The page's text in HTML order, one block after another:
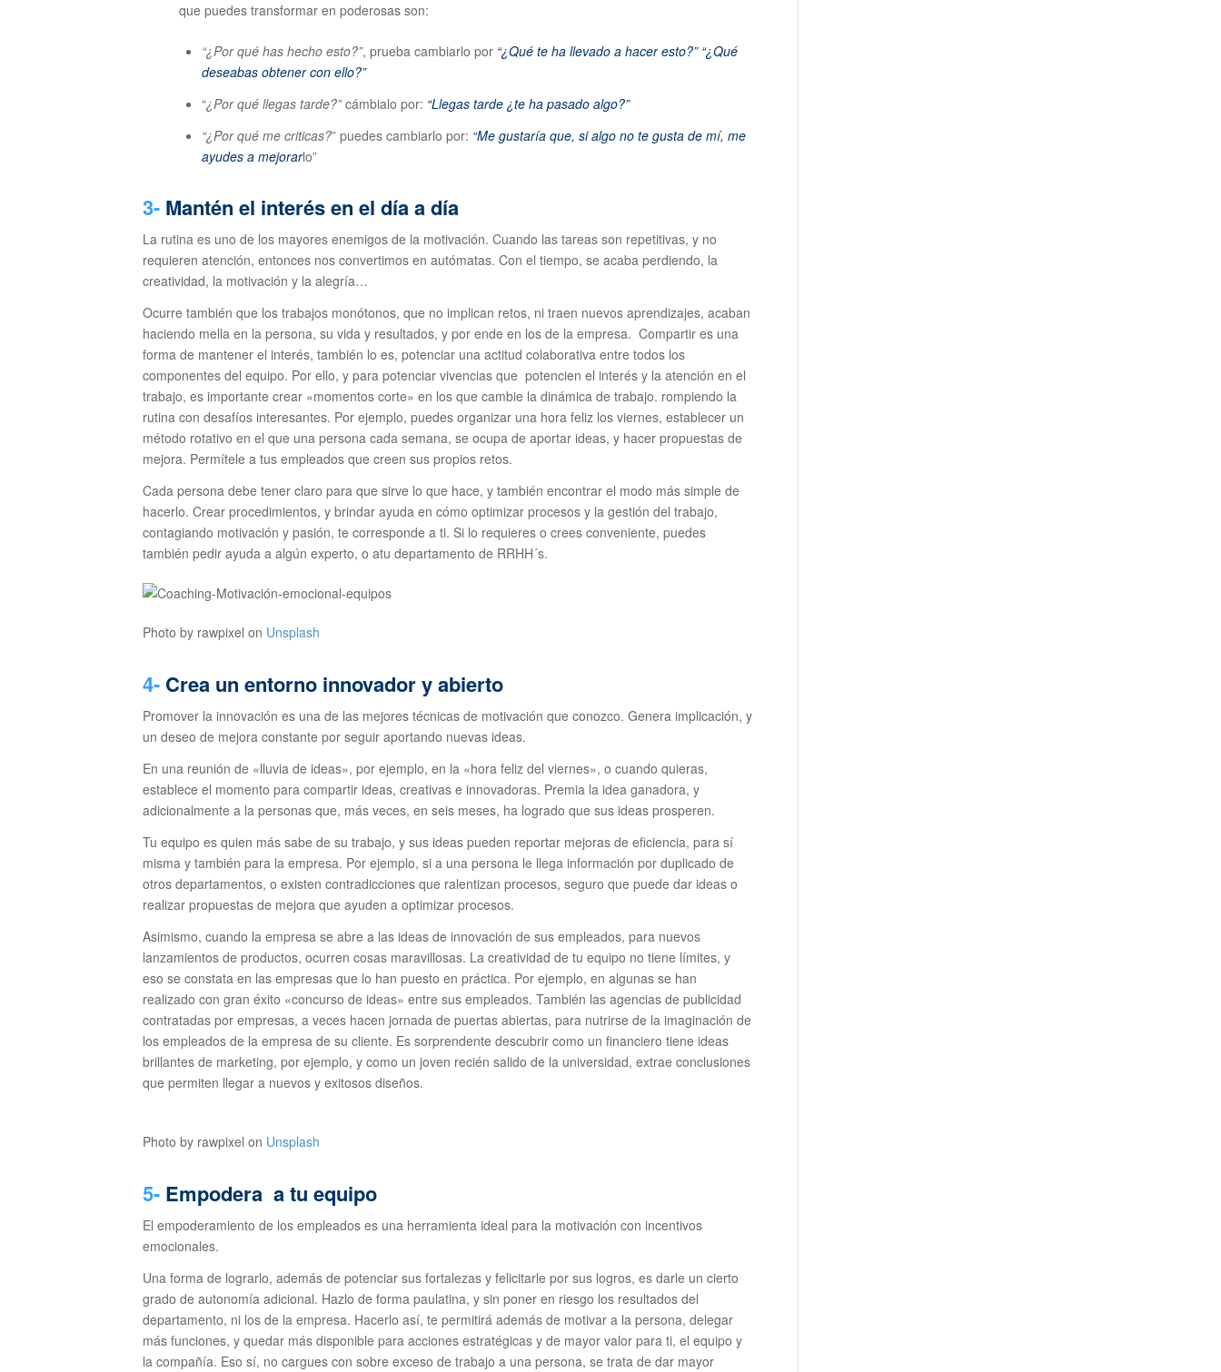
que puedes transformar en poderosas son:
“¿Por qué has hecho esto?”, prueba cambiarlo por “¿Qué te ha llevado a hacer esto?” “¿Qué
deseabas obtener con ello?”
“¿Por qué llegas tarde?”cámbialo por: “Llegas tarde ¿te ha pasado algo?”
“¿Por qué me criticas?” puedes cambiarlo por: “Me gustaría que, si algo no te gusta de mí, me
ayudes a mejorarlo”
3- Mantén el interés ​​en el día a día
La rutina es uno de los mayores enemigos de la motivación. Cuando las tareas son repetitivas, y no
requieren atención, entonces nos convertimos en autómatas. Con el tiempo, se acaba perdiendo, la
creatividad, la motivación y la alegría…
Ocurre también que los trabajos monótonos, que no implican retos, ni traen nuevos aprendizajes, acaban
haciendo mella en la persona, su vida y resultados, y por ende en los de la empresa. Compartir es una
forma de mantener el interés, también lo es, potenciar una actitud colaborativa entre todos los
componentes del equipo. Por ello, y para potenciar vivencias que potencien el interés y la atención en el
trabajo, es importante crear «momentos corte» en los que cambie la dinámica de trabajo. rompiendo la
rutina con desafíos interesantes. Por ejemplo, puedes organizar una hora feliz los viernes, establecer un
método rotativo en el que una persona cada semana, se ocupa de aportar ideas, y hacer propuestas de
mejora. Permítele a tus empleados que creen sus propios retos.
Cada persona debe tener claro para que sirve lo que hace, y también encontrar el modo más simple de
hacerlo. Crear procedimientos, y brindar ayuda en cómo optimizar procesos y la gestión del trabajo,
contagiando motivación y pasión, te corresponde a ti. Si lo requieres o crees conveniente, puedes
también pedir ayuda a algún experto, o atu departamento de RRHH´s.
Photo by rawpixel on Unsplash
4- Crea un entorno innovador y abierto
Promover la innovación es una de las mejores técnicas de motivación que conozco. Genera implicación, y
un deseo de mejora constante por seguir aportando nuevas ideas.
En una reunión de «lluvia de ideas», por ejemplo, en la «hora feliz del viernes», o cuando quieras,
establece el momento para compartir ideas, creativas e innovadoras. Premia la idea ganadora, y
adicionalmente a la personas que, más veces, en seis meses, ha logrado que sus ideas prosperen.
Tu equipo es quien más sabe de su trabajo, y sus ideas pueden reportar mejoras de eficiencia, para sí
misma y también para la empresa. Por ejemplo, si a una persona le llega información por duplicado de
otros departamentos, o existen contradicciones que ralentizan procesos, seguro que puede dar ideas o
realizar propuestas de mejora que ayuden a optimizar procesos.
Asimismo, cuando la empresa se abre a las ideas de innovación de sus empleados, para nuevos
lanzamientos de productos, ocurren cosas maravillosas. La creatividad de tu equipo no tiene límites, y
eso se constata en las empresas que lo han puesto en práctica. Por ejemplo, en algunas se han
realizado con gran éxito «concurso de ideas» entre sus empleados. También las agencias de publicidad
contratadas por empresas, a veces hacen jornada de puertas abiertas, para nutrirse de la imaginación de
los empleados de la empresa de su cliente. Es sorprendente descubrir como un financiero tiene ideas
brillantes de marketing, por ejemplo, y como un joven recién salido de la universidad, extrae conclusiones
que permiten llegar a nuevos y exitosos diseños.
Photo by rawpixel on Unsplash
5- Empodera a tu equipo
El empoderamiento de los empleados es una herramienta ideal para la motivación con incentivos
emocionales.
Una forma de lograrlo, además de potenciar sus fortalezas y felicitarle por sus logros, es darle un cierto
grado de autonomía adicional. Hazlo de forma paulatina, y sin poner en riesgo los resultados del
departamento, ni los de la empresa. Hacerlo así, te permitirá además de motivar a la persona, delegar
más funciones, y quedar más disponible para acciones estratégicas y de mayor valor para ti, el equipo y
la compañía. Eso sí, no cargues con sobre exceso de trabajo a una persona, se trata de dar mayor